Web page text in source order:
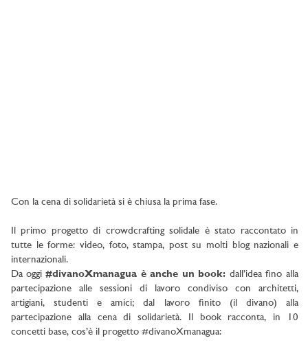
Con la cena di solidarietà si è chiusa la prima fase.
Il primo progetto di crowdcrafting solidale è stato raccontato in
tutte le forme: video, foto, stampa, post su molti blog nazionali e
internazionali.
Da oggi #divanoXmanagua è anche un book: dall’idea fino alla
partecipazione alle sessioni di lavoro condiviso con architetti,
artigiani, studenti e amici; dal lavoro finito (il divano) alla
partecipazione alla cena di solidarietà. Il book racconta, in 10
concetti base, cos’è il progetto #divanoXmanagua: